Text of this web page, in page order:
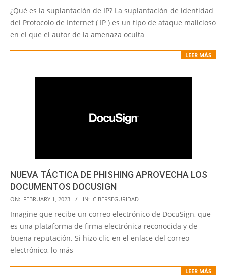
02-
01
¿Qué es la suplantación de IP? La suplantación de identidad
del Protocolo de Internet ( IP ) es un tipo de ataque malicioso
en el que el autor de la amenaza oculta
LEER MÁS
NUEVA TÁCTICA DE PHISHING APROVECHA LOS
DOCUMENTOS DOCUSIGN
2023-
02-
01
ON: FEBRUARY 1, 2023 IN: CIBERSEGURIDAD
Imagine que recibe un correo electrónico de DocuSign, que
es una plataforma de firma electrónica reconocida y de
buena reputación. Si hizo clic en el enlace del correo
electrónico, lo más
LEER MÁS